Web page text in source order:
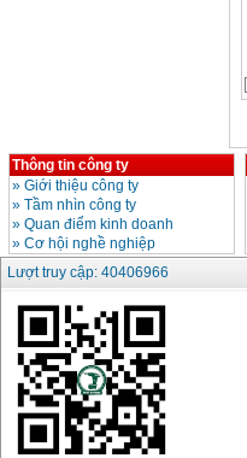
Thông tin công ty
» Giới thiệu công ty
» Tầm nhìn công ty
» Quan điểm kinh doanh
» Cơ hội nghề nghiệp
Lượt truy cập: 40406966